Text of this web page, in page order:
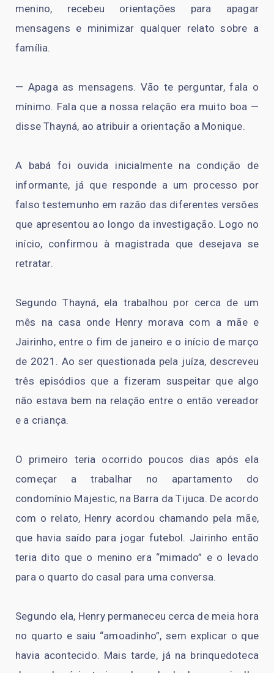
menino, recebeu orientações para apagar
mensagens e minimizar qualquer relato sobre a
família.
— Apaga as mensagens. Vão te perguntar, fala o
mínimo. Fala que a nossa relação era muito boa —
disse Thayná, ao atribuir a orientação a Monique.
A babá foi ouvida inicialmente na condição de
informante, já que responde a um processo por
falso testemunho em razão das diferentes versões
que apresentou ao longo da investigação. Logo no
início, confirmou à magistrada que desejava se
retratar.
Segundo Thayná, ela trabalhou por cerca de um
mês na casa onde Henry morava com a mãe e
Jairinho, entre o fim de janeiro e o início de março
de 2021. Ao ser questionada pela juíza, descreveu
três episódios que a fizeram suspeitar que algo
não estava bem na relação entre o então vereador
e a criança.
O primeiro teria ocorrido poucos dias após ela
começar a trabalhar no apartamento do
condomínio Majestic, na Barra da Tijuca. De acordo
com o relato, Henry acordou chamando pela mãe,
que havia saído para jogar futebol. Jairinho então
teria dito que o menino era “mimado” e o levado
para o quarto do casal para uma conversa.
Segundo ela, Henry permaneceu cerca de meia hora
no quarto e saiu “amoadinho”, sem explicar o que
havia acontecido. Mais tarde, já na brinquedoteca